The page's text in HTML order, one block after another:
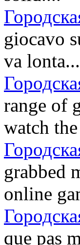
giocavo
va lonta...
range of
watch
grabbed
online
que pas